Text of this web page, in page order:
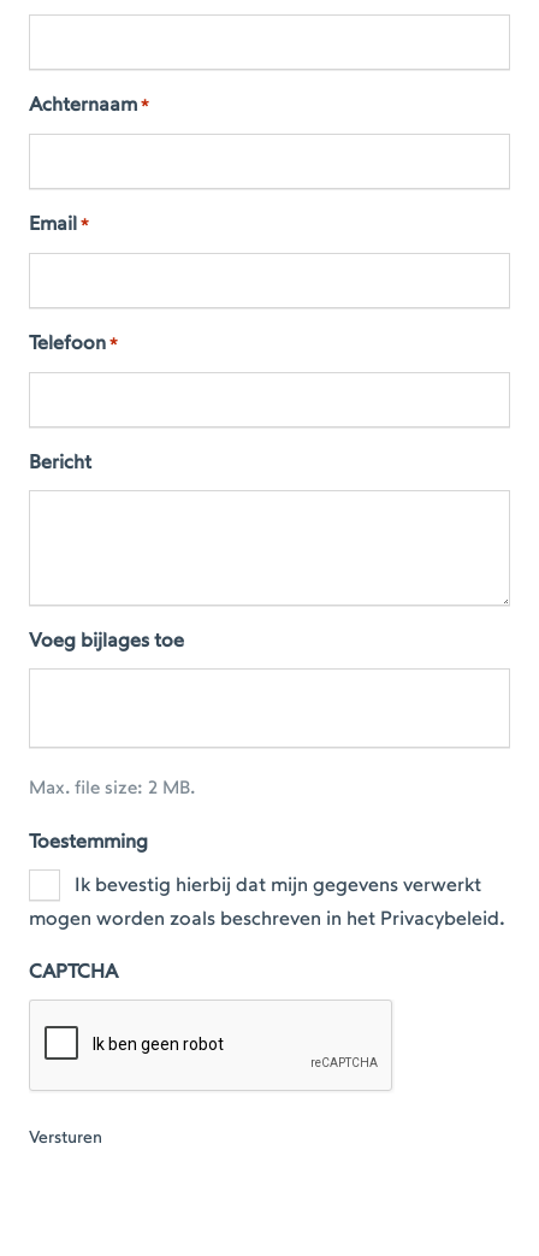
Achternaam *
Email *
Telefoon *
Bericht
Voeg bijlages toe
Max. file size: 2 MB.
Toestemming
Ik bevestig hierbij dat mijn gegevens verwerkt
mogen worden zoals beschreven in het Privacybeleid.
CAPTCHA